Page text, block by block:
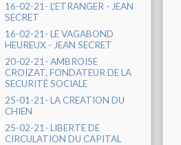
16-02-21- L'ETRANGER - JEAN
SECRET
16-02-21- LE VAGABOND
HEUREUX - JEAN SECRET
20-02-21- AMBROISE
CROIZAT, FONDATEUR DE LA
SECURITÉ SOCIALE
25-01-21- LA CREATION DU
CHIEN
25-02-21- LIBERTE DE
CIRCULATION DU CAPITAL